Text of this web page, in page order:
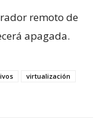
remoto de
apagada.
virtualización